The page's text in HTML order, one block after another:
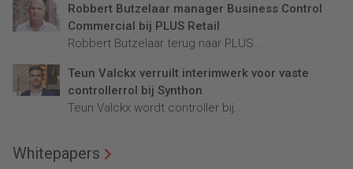
Robbert Butzelaar manager Business Control
Commercial bij PLUS Retail
Robbert Butzelaar terug naar PLUS...
Teun Valckx verruilt interimwerk voor vaste
controllerrol bij Synthon
Teun Valckx wordt controller bij...
Whitepapers